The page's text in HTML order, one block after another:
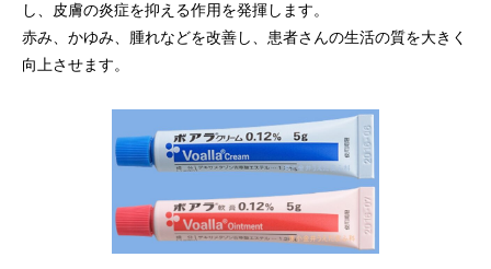
し、皮膚の炎症を抑える作用を発揮します。
赤み、かゆみ、腫れなどを改善し、患者さんの生活の質を大きく
向上させます。